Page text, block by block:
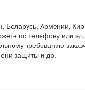
Беларусь, Армении,
по телефону или
требованию
защиты и др.